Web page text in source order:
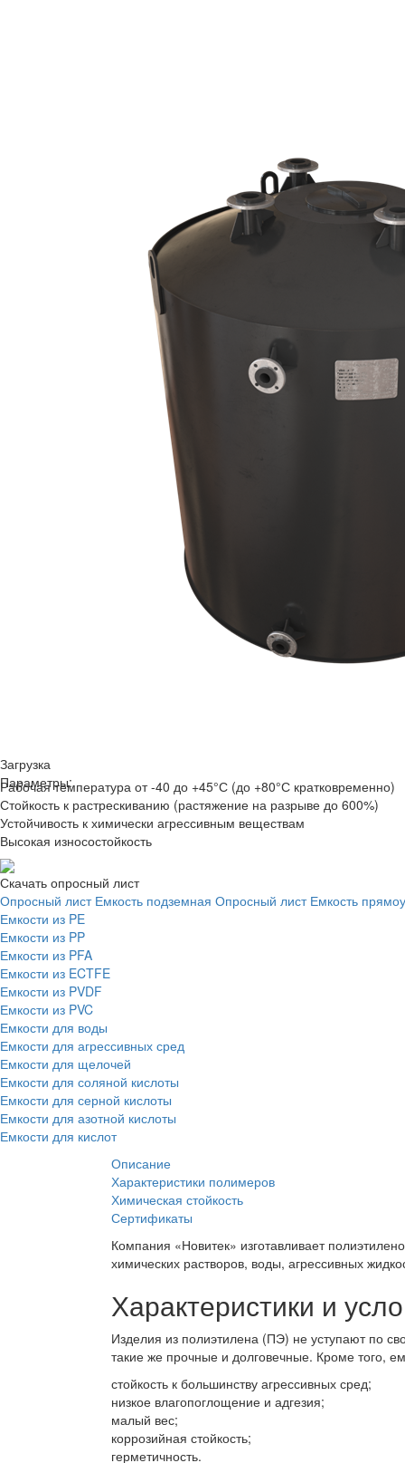
Загрузка
Параметры:
Рабочая температура от -40 до +45°С (до +80°С кратковременно)
Стойкость к растрескиванию (растяжение на разрыве до 600%)
Устойчивость к химически агрессивным веществам
Высокая износостойкость
Скачать опросный лист
Опросный лист Емкость подземная Опросный лист Емкость
Емкости из PE
Емкости из PP
Емкости из PFA
Емкости из ECTFE
Емкости из PVDF
Емкости из PVC
Емкости для воды
Емкости для агрессивных сред
Емкости для щелочей
Емкости для соляной кислоты
Емкости для серной кислоты
Емкости для азотной кислоты
Емкости для кислот
Описание
Характеристики полимеров
Химическая стойкость
Сертификаты
Компания «Новитек» изготавливает
химических растворов, воды, агрессивных
Характеристики и
Изделия из полиэтилена (ПЭ) не уступают по
такие же прочные и долговечные. Кроме того,
стойкость к большинству агрессивных сред;
низкое влагопоглощение и адгезия;
малый вес;
коррозийная стойкость;
герметичность.